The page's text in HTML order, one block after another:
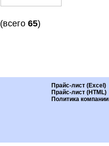
(всего 65)
Прайс-лист (Excel)
Прайс-лист (HTML)
Политика